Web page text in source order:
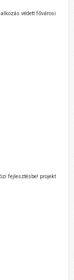
védett fővárosi
fejlesztésbe! projekt